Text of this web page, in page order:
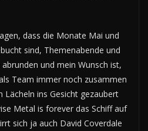
dass die Monate Mai und
sind, Themenabende und
und mein Wunsch ist,
Team immer noch zusammen
Lächeln ins Gesicht gezaubert
Metal is forever das Schiff auf
sich ja auch David Coverdale